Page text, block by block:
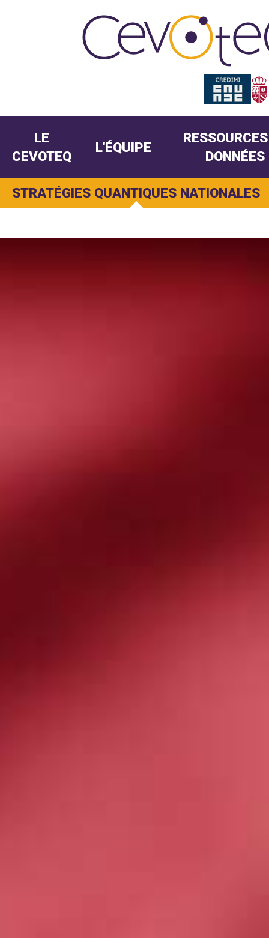
LE
CEVOTEQ
L'ÉQUIPE
DONNÉES
STRATÉGIES QUANTIQUES NATIONALES